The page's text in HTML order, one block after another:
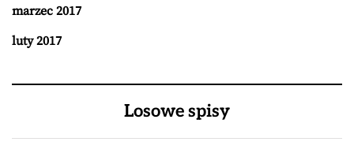
marzec 2017
luty 2017
Losowe spisy